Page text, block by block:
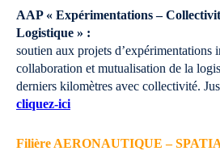
AAP « Expérimentations –
Logistique » :
soutien aux projets d’expérimentations
collaboration et mutualisation de la
derniers kilomètres avec collectivité.
cliquez-ici
Filière AERONAUTIQUE –